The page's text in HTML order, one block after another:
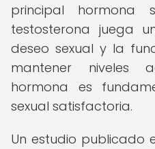
principal hormona
testosterona juega
deseo sexual y la
mantener niveles
hormona es
sexual satisfactoria.
Un estudio publicado